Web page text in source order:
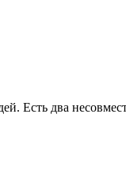
Есть два